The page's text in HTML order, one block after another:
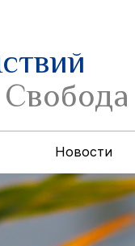
Новости